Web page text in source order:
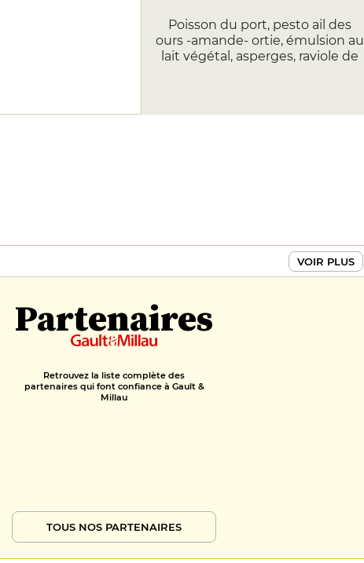
Poisson du port, pesto ail des
ours -amande- ortie, émulsion au
lait végétal, asperges, raviole de
Fraises, menthe, lait ribo,
noisettes
Chocolat noir Valrhôna, miel Apis
VOIR PLUS
Partenaires
Retrouvez la liste complète des
partenaires qui font confiance à Gault &
Millau
TOUS NOS PARTENAIRES